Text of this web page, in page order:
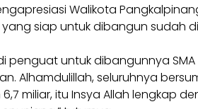
Walikota
siap untuk dibangun sudah
penguat untuk dibangunnya
Alhamdulillah, seluruhnya
miliar, itu Insya Allah lengkap